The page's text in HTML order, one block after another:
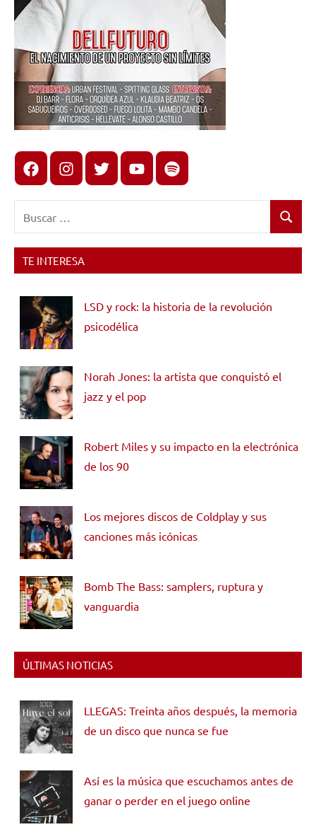
FacebookInstagram
X youtubespotify
Buscar
TE INTERESA
LSD y rock: la historia de la revolución
psicodélica
Norah Jones: la artista que conquistó el
jazz y el pop
Robert Miles y su impacto en la electrónica
de los 90
Los mejores discos de Coldplay y sus
canciones más icónicas
Bomb The Bass: samplers, ruptura y
vanguardia
ÚLTIMAS NOTICIAS
LLEGAS: Treinta años después, la memoria
de un disco que nunca se fue
Así es la música que escuchamos antes de
ganar o perder en el juego online